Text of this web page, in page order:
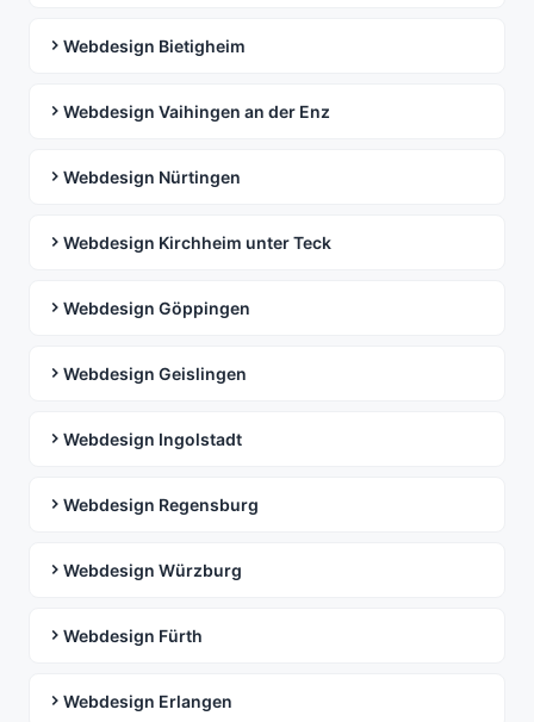
Webdesign Bietigheim
Webdesign Vaihingen an der Enz
Webdesign Nürtingen
Webdesign Kirchheim unter Teck
Webdesign Göppingen
Webdesign Geislingen
Webdesign Ingolstadt
Webdesign Regensburg
Webdesign Würzburg
Webdesign Fürth
Webdesign Erlangen